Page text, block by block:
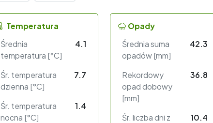
Temperatura
Średnia
temperatura [°C]
4.1
Śr. temperatura
dzienna [°C]
7.7
Śr. temperatura
nocna [°C]
1.4
Opady
Średnia suma
opadów [mm]
42.3
Rekordowy
opad dobowy
[mm]
36.8
Śr. liczba dni z
10.4